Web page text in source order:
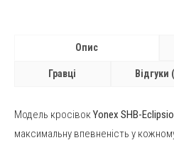
Опис
Гравці Відгуки
Модель кросівокYonex SHB-
максимальну впевненість у